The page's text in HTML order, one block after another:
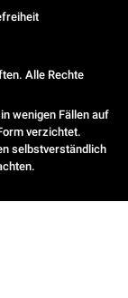
Alle Rechte
wenigen Fällen auf
verzichtet.
selbstverständlich